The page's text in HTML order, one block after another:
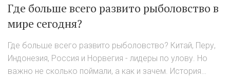
Где больше всего развито рыболовство в
мире сегодня?
Где больше всего развито рыболовство? Китай, Перу,
Индонезия, Россия и Норвегия - лидеры по улову. Но
важно не сколько поймали, а как и зачем. История